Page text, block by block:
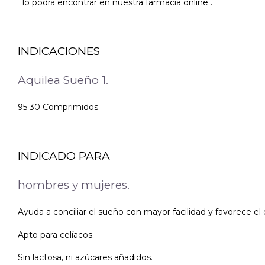
lo podrá encontrar en nuestra farmacia online .
INDICACIONES
Aquilea Sueño 1.
95 30 Comprimidos.
INDICADO PARA
hombres y mujeres.
Ayuda a conciliar el sueño con mayor facilidad y favorece el
Apto para celíacos.
Sin lactosa, ni azúcares añadidos.